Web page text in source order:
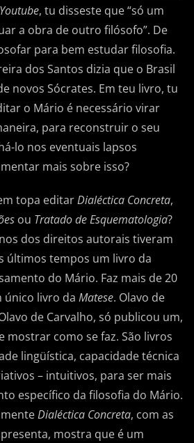
Youtube, tu disseste que “só um
a obra de outro filósofo”. De
para bem estudar filosofia.
dos Santos dizia que o Brasil
novos Sócrates. Em teu livro, tu
o Mário é necessário virar
para reconstruir o seu
lo nos eventuais lapsos
mais sobre isso?
topa editarDialéctica Concreta,
ou Tratado de Esquematologia?
dos direitos autorais tiveram
últimos tempos um livro da
do Mário. Faz mais de 20
único livro da Matese. Olavo de
de Carvalho, só publicou um,
mostrar como se faz. São livros
lingüística, capacidade técnica
– intuitivos, para ser mais
específico da filosofia do Mário.
Dialéctica Concreta, com as
mostra que é um